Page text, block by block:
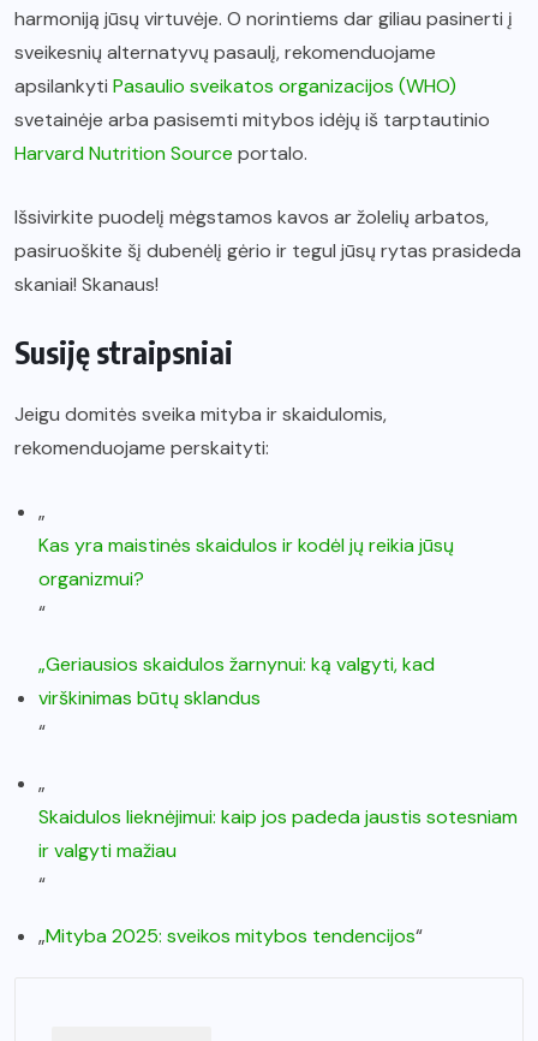
harmoniją jūsų virtuvėje. O norintiems dar giliau pasinerti į
sveikesnių alternatyvų pasaulį, rekomenduojame
apsilankyti Pasaulio sveikatos organizacijos (WHO)
svetainėje arba pasisemti mitybos idėjų iš tarptautinio
Harvard Nutrition Source portalo.
Išsivirkite puodelį mėgstamos kavos ar žolelių arbatos,
pasiruoškite šį dubenėlį gėrio ir tegul jūsų rytas prasideda
skaniai! Skanaus!
Susiję straipsniai
Jeigu domitės sveika mityba ir skaidulomis,
rekomenduojame perskaityti:
„
Kas yra maistinės skaidulos ir kodėl jų reikia jūsų
organizmui?
“
„Geriausios skaidulos žarnynui: ką valgyti, kad
virškinimas būtų sklandus
“
„
Skaidulos lieknėjimui: kaip jos padeda jaustis sotesniam
ir valgyti mažiau
“
„Mityba 2025: sveikos mitybos tendencijos“